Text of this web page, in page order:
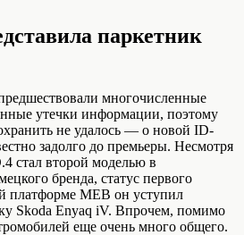
паркетник
многочисленные
утечки информации, поэтому
не удалось — о новой ID-
задолго до премьеры. Несмотря
стал второй моделью в
бренда, статус первого
платформе MEB он уступил
Skoda Enyaq iV. Впрочем, помимо
еще очень много общего.